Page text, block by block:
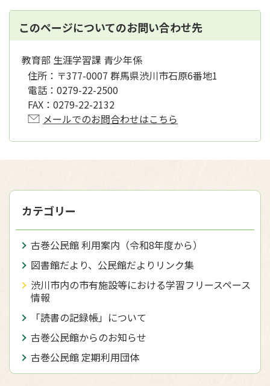
このページについてのお問い合わせ先
教育部 生涯学習課 青少年係
住所： 〒377-0007 群馬県渋川市石原6番地1
電話： 0279-22-2500
FAX： 0279-22-2132
メールでのお問合わせはこちら
カテゴリー
古巻公民館 利用案内（令和8年度から）
図書館だより、公民館だよりリンク集
渋川市内の市有施設等における学習フリースペース
情報
「読書の記録帳」について
古巻公民館からのお知らせ
古巻公民館 定期利用団体